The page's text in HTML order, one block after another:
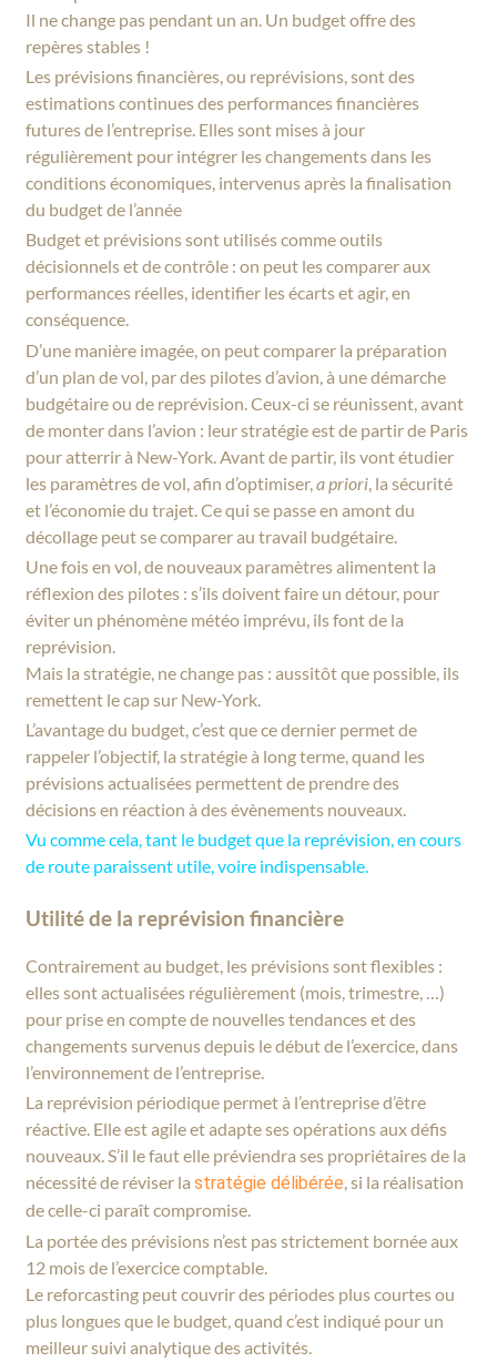
Il ne change pas pendant un an. Un budget offre des
repères stables !
Les prévisions financières, ou reprévisions, sont des
estimations continues des performances financières
futures de l’entreprise. Elles sont mises à jour
régulièrement pour intégrer les changements dans les
conditions économiques, intervenus après la finalisation
du budget de l’année
Budget et prévisions sont utilisés comme outils
décisionnels et de contrôle : on peut les comparer aux
performances réelles, identifier les écarts et agir, en
conséquence.
D’une manière imagée, on peut comparer la préparation
d’un plan de vol, par des pilotes d’avion, à une démarche
budgétaire ou de reprévision. Ceux-ci se réunissent, avant
de monter dans l’avion : leur stratégie est de partir de Paris
pour atterrir à New-York. Avant de partir, ils vont étudier
les paramètres de vol, afin d’optimiser, a priori , la sécurité
et l’économie du trajet. Ce qui se passe en amont du
décollage peut se comparer au travail budgétaire.
Une fois en vol, de nouveaux paramètres alimentent la
réflexion des pilotes : s’ils doivent faire un détour, pour
éviter un phénomène météo imprévu, ils font de la
reprévision.
Mais la stratégie, ne change pas : aussitôt que possible, ils
remettent le cap sur New-York.
L’avantage du budget, c’est que ce dernier permet de
rappeler l’objectif, la stratégie à long terme, quand les
prévisions actualisées permettent de prendre des
décisions en réaction à des évènements nouveaux.
Vu comme cela, tant le budget que la reprévision, en cours
de route paraissent utile, voire indispensable.
Utilité de la reprévision financière
Contrairement au budget, les prévisions sont flexibles :
elles sont actualisées régulièrement (mois, trimestre, …)
pour prise en compte de nouvelles tendances et des
changements survenus depuis le début de l’exercice, dans
l’environnement de l’entreprise.
La reprévision périodique permet à l’entreprise d’être
réactive. Elle est agile et adapte ses opérations aux défis
nouveaux. S’il le faut elle préviendra ses propriétaires de la
nécessité de réviser lastratégie délibérée, si la réalisation
de celle-ci paraît compromise.
La portée des prévisions n’est pas strictement bornée aux
12 mois de l’exercice comptable.
Le reforcasting peut couvrir des périodes plus courtes ou
plus longues que le budget, quand c’est indiqué pour un
meilleur suivi analytique des activités.